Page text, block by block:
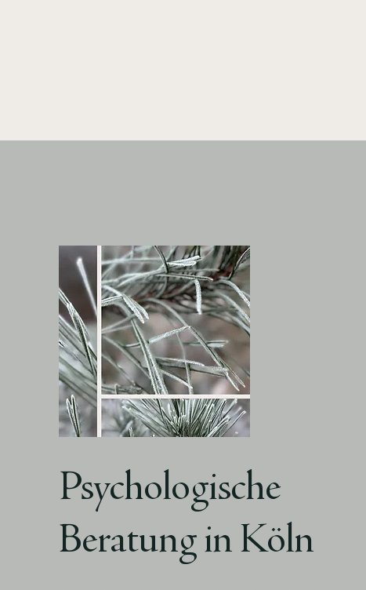
Psychologische
Beratung in Köln